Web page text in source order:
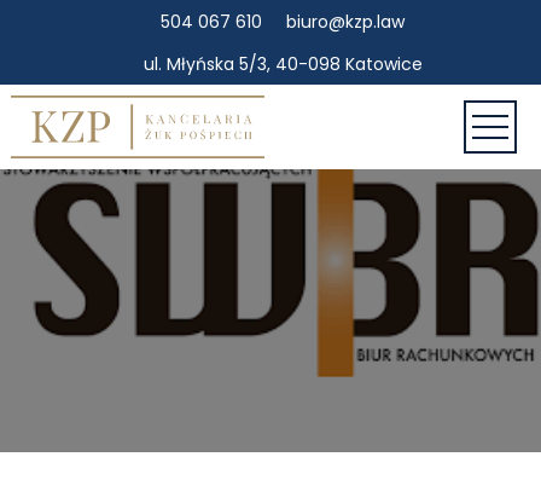
504 067 610
biuro@kzp.law
ul. Młyńska 5/3, 40-098 Katowice
Warning
: Undefined variable $post_id in
/home/klient.dhosting.pl/kamilv601/kzp.law-
eek4/public_html/wp-content/themes/kzp/single.php
on line